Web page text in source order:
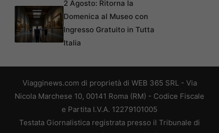
2 Agosto: Ritorna la
Domenica al Museo con
Ingresso Gratuito in Tutta
Italia
Viagginews.com di proprietà di WEB 365 SRL - Via
Nicola Marchese 10, 00141 Roma (RM) - Codice Fiscale
e Partita I.V.A. 12279101005
Testata Giornalistica registrata presso il Tribunale di